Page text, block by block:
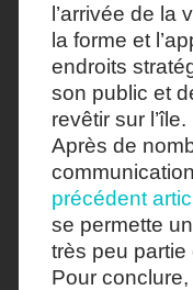
l’arrivée de la
la forme et
endroits
son public et
revêtir sur l’île.
Après de
précédent
se permette
très peu partie
Pour